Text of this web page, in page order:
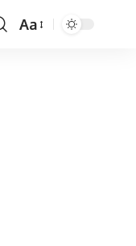
Font
Aa